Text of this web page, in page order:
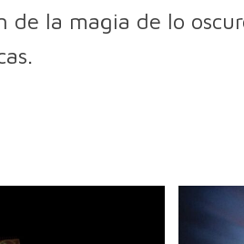
la magia de lo